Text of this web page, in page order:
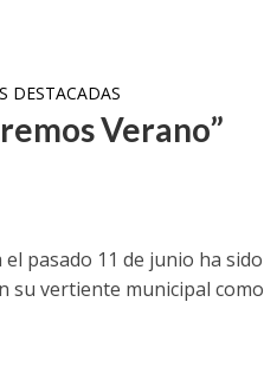
DESTACADAS
Verano”
el pasado 11 de junio ha sido
su vertiente municipal como